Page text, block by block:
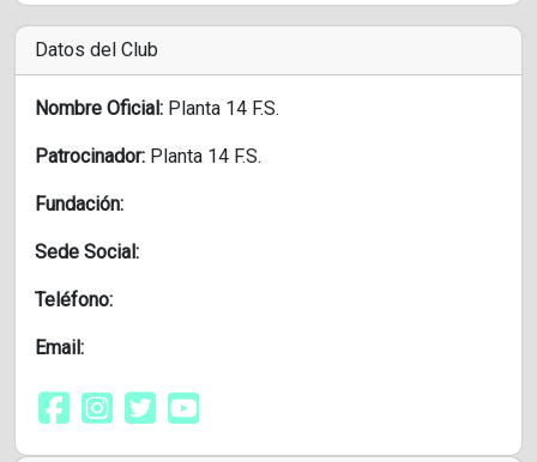
Datos del Club
Nombre Oficial: Planta 14 F.S.
Patrocinador: Planta 14 F.S.
Fundación:
Sede Social:
Teléfono:
Email: